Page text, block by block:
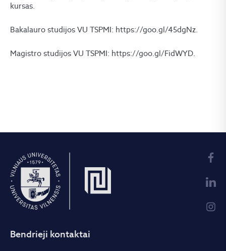
kursas.
Bakalauro studijos VU TSPMI: https://goo.gl/45dgNz.
Magistro studijos VU TSPMI: https://goo.gl/FidWYD.
Bendrieji kontaktai